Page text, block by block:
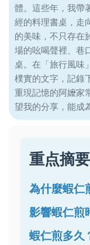
體。這些年，我帶
經的料理書桌，走
的美味，不只存在
場的吆喝聲裡、巷
桌。在「旅行風味
樸實的文字，記錄
重現記憶的阿嬤家
望我的分享，能成
重点摘要
為什麼蝦仁
影響蝦仁煎
蝦仁煎多久